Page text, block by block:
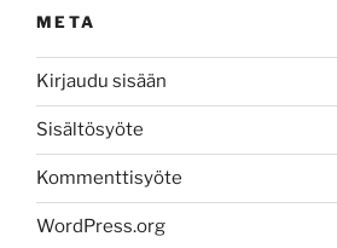
META
Kirjaudu sisään
Sisältösyöte
Kommenttisyöte
WordPress.org